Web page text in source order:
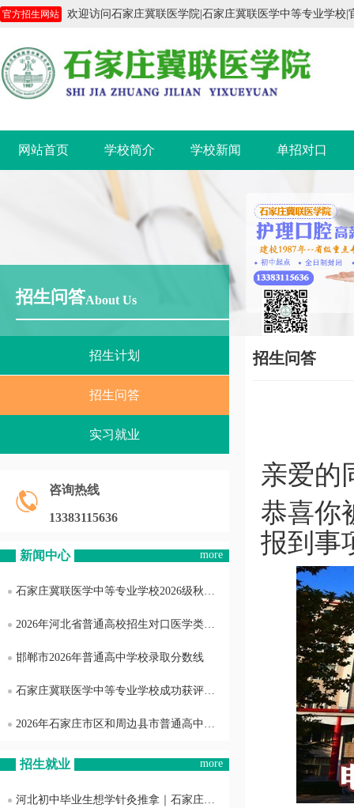
官方招生网站 欢迎访问石家庄冀联医学院|石家庄冀联医学中等专业学校|
网站首页 学校简介 学校新闻 单招对口
招生问答About Us
招生计划
招生问答
实习就业
咨询热线
13383115636
新闻中心 more
石家庄冀联医学中等专业学校2026级秋季新生缴费通知
2026年河北省普通高校招生对口医学类本科批平行志愿投档情况统计
邯郸市2026年普通高中学校录取分数线
石家庄冀联医学中等专业学校成功获评省级优秀组织单位
2026年石家庄市区和周边县市普通高中录取分数线
招生就业 more
河北初中毕业生想学针灸推拿｜石家庄冀联医专对口专业详解，课程 + 升学 + 就业全梳理
招生问答
亲爱的
恭喜你
报到事